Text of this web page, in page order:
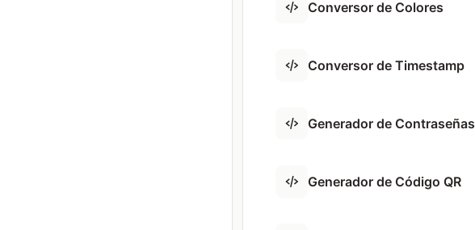
Conversor de Colores
Conversor de Timestamp
Generador de Contraseñas
Generador de Código QR